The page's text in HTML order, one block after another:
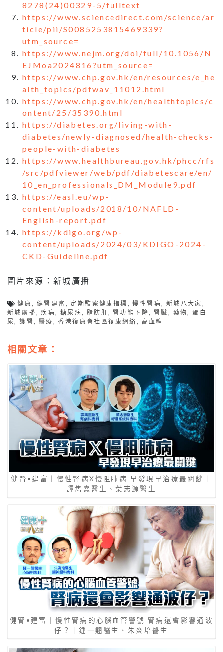
8278(24)00329-5/fulltext
https://www.sciencedirect.com/science/ar
ticle/pii/S0085253815469339?
utm_source=
https://www.nejm.org/doi/full/10.1056/N
EJMoa2024816?utm_source=
https://www.chp.gov.hk/en/resources/e_he
alth_topics/pdfwav_11012.html
https://www.chp.gov.hk/en/healthtopics/c
ontent/25/35390.html
https://diabetes.org/living-with-
diabetes/newly-diagnosed/health-checks-
people-with-diabetes
https://www.healthbureau.gov.hk/phcc/rfs
/src/pdfviewer/web/pdf/diabetescare/en/
10_en_professionals_DM_Module9.pdf
https://easl.eu/wp-
content/uploads/2018/10/NAFLD-
English-report.pdf
https://kdigo.org/wp-
content/uploads/2024/03/KDIGO-2024-
CKD-Guideline.pdf
圖片來源：新城廣播
健康,健腎建富 , 定期監察健康指標 ,慢性腎病, 新城八大家 ,
新城廣播 ,疾病,糖尿病,脂肪肝, 腎功能下降, 腎臟 , 藥物,蛋白
尿,護腎, 醫療 ,香港復康會社區復康網絡 , 高血糖
相關文章：
健腎•建富｜慢性腎病X慢阻肺病 早發現早治療最關鍵｜
譚雋熹醫生、葉志源醫生
健腎•建富｜慢性腎病的心腦血管警號 腎病還會影響通波
仔？｜鍾一翹醫生、朱炎培醫生